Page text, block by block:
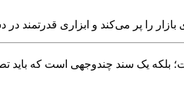
را پر می‌کند و ابزاری قدرتمند
یک سند چندوجهی است که باید